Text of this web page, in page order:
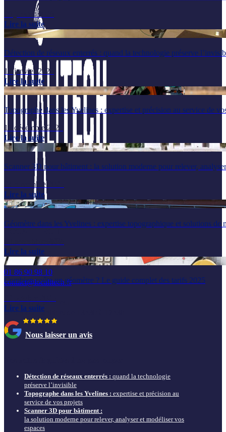
29 janvier 2026
Lire la suite
Détection de réseaux enterrés : quand la technologie préserve
14 janvier 2026
Lire la suite
Topographe dans les Yvelines : expertise et précision au service de
17 décembre 2025
Lire la suite
Scanner 3D pour bâtiment : la solution moderne pour relever,
24 novembre 2025
Lire la suite
Géomètre dans les Yvelines : expertise topographique et solutions de
Lire la suite
Combien coûte un géomètre ? Le guide complet des tarifs 2025
Lire la suite
78550 Houdan
01 86 90 98 10
contact@localitech.fr
du lundi au vendredi
de 9h00 à 12h00 et de 13h30 à 17h30
Nous laisser un avis
Détection de réseaux enterrés : quand la technologie
préserve l’invisible
Topographe dans les Yvelines : expertise et précision au
service de vos projets
Scanner 3D pour bâtiment :
la solution moderne pour relever, analyser et modéliser vos
espaces